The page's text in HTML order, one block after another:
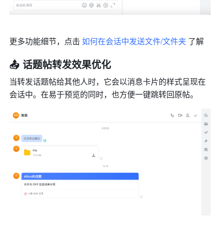
更多功能细节，点击 如何在会话中发送文件/文件夹 了解
📤 话题帖转发效果优化
当转发话题帖给其他人时，它会以消息卡片的样式呈现在
会话中。在易于预览的同时，也方便一键跳转回原帖。